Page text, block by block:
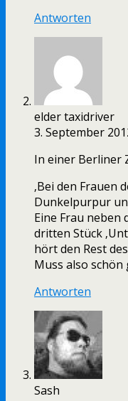
Antworten
elder taxidriver
3. September
In einer Berliner
‚Bei den Frauen
Dunkelpurpur
Eine Frau neben
dritten Stück
hört den Rest
Muss also schön
Antworten
Sash